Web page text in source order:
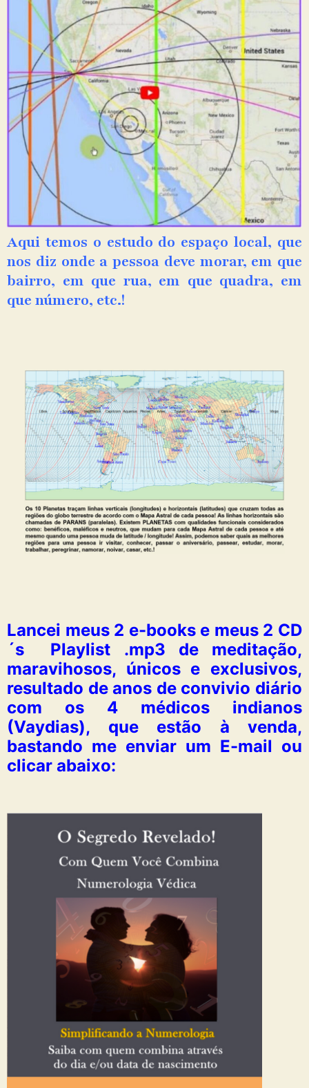
Aqui temos o estudo do espaço local, que
nos diz onde a pessoa deve morar, em que
bairro, em que rua, em que quadra, em
que número, etc.!
Lancei meus 2 e-books e meus 2 CD
´s Playlist .mp3 de meditação,
maravihosos, únicos e exclusivos,
resultado de anos de convivio diário
com os 4 médicos indianos
(Vaydias), que estão à venda,
bastando me enviar um E-mail ou
clicar abaixo: